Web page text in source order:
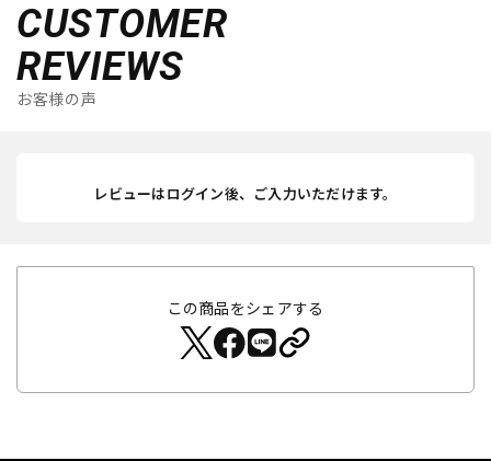
CUSTOMER
REVIEWS
お客様の声
レビューはログイン後、ご入力いただけます。
この商品をシェアする